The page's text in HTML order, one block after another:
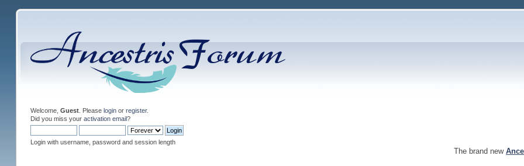
Welcome, Guest. Please loginor register.
Did you miss your activation email?
Login with username, password and session length
The brand new